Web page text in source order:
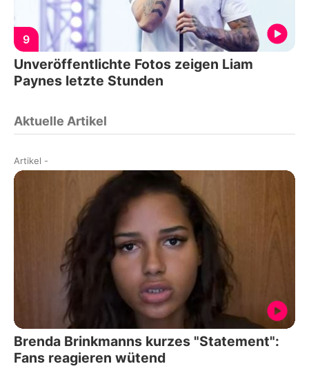
9
Unveröffentlichte Fotos zeigen Liam
Paynes letzte Stunden
Aktuelle Artikel
Artikel -
Brenda Brinkmanns kurzes "Statement":
Fans reagieren wütend